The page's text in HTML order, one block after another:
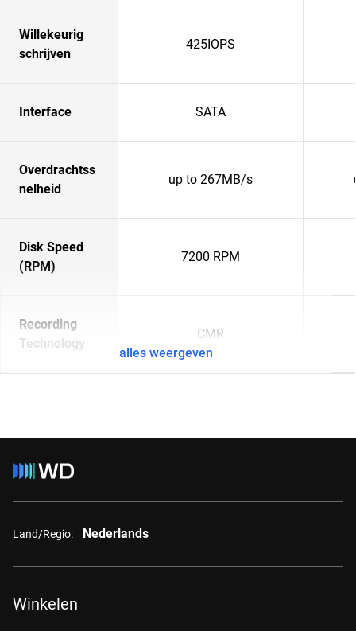
Willekeurig
schrijven
425IOPS
Interface SATA
Overdrachtss
nelheid
up to 267MB/s
Disk Speed
(RPM)
7200 RPM
Recording
Technology
CMR
alles weergeven
Land/Regio: Nederlands
Winkelen